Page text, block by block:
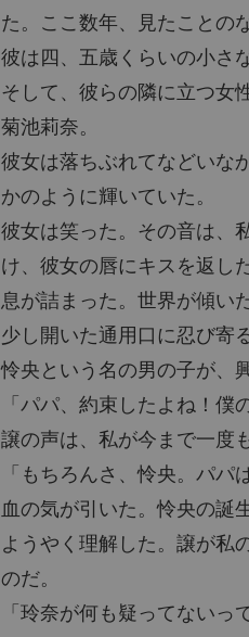
た。ここ数年、見たことの
彼は四、五歳くらいの小さ
そして、彼らの隣に立つ女
菊池莉奈。
彼女は落ちぶれてなどいな
かのように輝いていた。
彼女は笑った。その音は、
け、彼女の唇にキスを返し
息が詰まった。世界が傾い
少し開いた通用口に忍び寄
怜央という名の男の子が、
「パパ、約束したよね！僕
譲の声は、私が今まで一度
「もちろんさ、怜央。パパ
血の気が引いた。怜央の誕
ようやく理解した。譲が私
のだ。
「玲奈が何も疑ってないっ